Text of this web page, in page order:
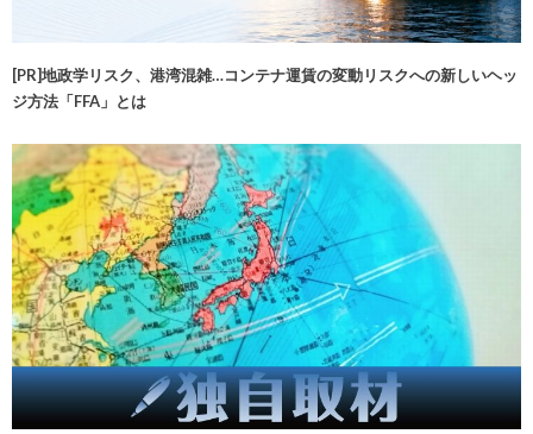
[PR]地政学リスク、港湾混雑…コンテナ運賃の変動リスクへの新しいヘッ
ジ方法「FFA」とは